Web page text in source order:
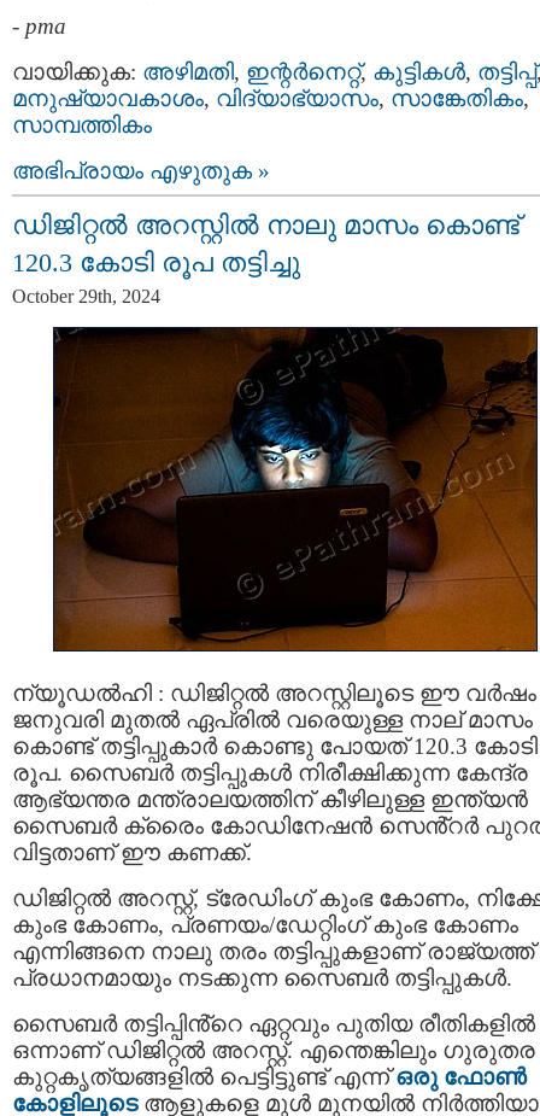
- pma
വായിക്കുക: അഴിമതി, ഇന്റര്‍നെറ്റ്‌, കുട്ടികള്‍, തട്ടിപ്പ്‌
മനുഷ്യാവകാശം, വിദ്യാഭ്യാസം, സാങ്കേതികം,
സാമ്പത്തികം
അഭിപ്രായം എഴുതുക »
ഡിജിറ്റല്‍ അറസ്റ്റില്‍ നാലു മാസം കൊണ്ട്
120.3 കോടി രൂപ തട്ടിച്ചു
October 29th, 2024
ന്യൂഡല്‍ഹി : ഡിജിറ്റല്‍ അറസ്റ്റിലൂടെ ഈ വര്‍ഷം
ജനുവരി മുതൽ ഏപ്രിൽ വരെയുള്ള നാല് മാസം
കൊണ്ട് തട്ടിപ്പുകാർ കൊണ്ടു പോയത് 120.3 കോടി
രൂപ. സൈബര്‍ തട്ടിപ്പുകള്‍ നിരീക്ഷിക്കുന്ന കേന്ദ്ര
ആഭ്യന്തര മന്ത്രാലയത്തിന് കീഴിലുള്ള ഇന്ത്യന്‍
സൈബര്‍ ക്രൈം കോഡിനേഷന്‍ സെൻ്റര്‍
വിട്ടതാണ് ഈ കണക്ക്.
ഡിജിറ്റല്‍ അറസ്റ്റ്, ട്രേഡിംഗ് കുംഭ കോണം,
കുംഭ കോണം, പ്രണയം/ഡേറ്റിംഗ് കുംഭ കോണം
എന്നിങ്ങനെ നാലു തരം തട്ടിപ്പുകളാണ് രാജ്യത്ത്
പ്രധാനമായും നടക്കുന്ന സൈബര്‍ തട്ടിപ്പുകള്‍.
സൈബര്‍ തട്ടിപ്പിൻ്റെ ഏറ്റവും പുതിയ രീതികളിൽ
ഒന്നാണ് ഡിജിറ്റല്‍ അറസ്റ്റ്. എന്തെങ്കിലും ഗുരുതര
കുറ്റകൃത്യങ്ങളില്‍ പെട്ടിട്ടുണ്ട് എന്ന്ഒരു ഫോണ്‍
കോളിലൂടെ ആളുകളെ മുള്‍ മുനയില്‍